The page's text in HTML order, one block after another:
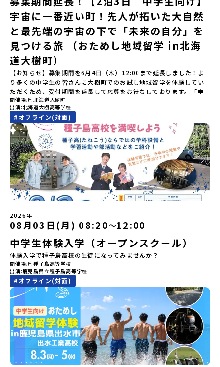
加をお願いします。【集合場所・時間】7月4日(土) 12：00 JR有田
駅※12：00までにJR有田駅に到着する便で手配ください。【解散場
所・時間】7月5日(日) 13：00頃 JR有田駅【対象】中学2年生、中
学3年生【宿泊先】ありこや（佐賀県西松浦郡有田町）※地域みらい
留学生が活用している宿泊施設（シェアハウス）です。※1室1名で
宿泊いただく予定です。 【旅行代金】無料※旅行代金に含まれる費
用のうち、以下の内容が無料となります：・宿泊費（1泊分）・プロ
グラム内のアクティビティ・体験費用・一部の食事代*以下の費用は
参加者のご負担となります・集合場所までの往復交通費・お土産代
や自由時間の個人飲食費などの個人的費用【募集人数】最大5名（お
申し込み多数の場合は抽選の上決定）【参加者決定】お申し込み多
数の場合は、締め切り後1週間を目途に当落結果をご連絡いたしま
す。【申し込み受付期間】5月7日(木)12：00 から 5月21日(木)
12：00まで疑問も不安もワクワクに変える！「おためし地域留学」
ステップアップ説明会プログラムの内容を詳しく知りたい方や、お
申し込みを迷われている方向けにZoomでのオンライン配信を行い
ます。知りたい情報のレベルに合わせて、以下の2つのステップをご
活用ください。【STEP 1】全体オンライン説明会〜まずは「おため
し地域留学」を知りたい方へ〜日本全国20以上の地域から選んで参
加できる「おためし地域留学」の全体像や魅力について、説明会を
開催しました。中学生一人での参加にあたり、保護者様が特に気に
なる「安全面」や「事務局のサポート体制」についても詳しく解説
しています。ぜひ、ご自宅からお気軽にご視聴ください。▶︎ [アーカ
イブ動画を視聴する]YouTube：
https://youtu.be/Yt8nd04aNgA?
si=e5erbspvwz5O8_uF【STEP 2】有田町プログラム説明会〜
「有田町」の内容を具体的に深掘りしたい方へ〜全体説明を聞いた
うえで、「有田町では具体的に何をするの？」「どんな町なの？」
という疑問にお答えする説明会です。有田町ならではの豊かな文化
や、2泊3日のプログラムの中身をたっぷりとお伝えします。日
時： 5月11日(月) 19：00〜19：40内 容： 有田町ってどんなとこ
ろ？、プログラム詳細解説、質疑応答お申し込み：https://c-
mirai.jp/events/068058お気軽にどうぞ！「はじめての一人旅だ
けど大丈夫？」「どんな体験ができるの？」そんな保護者様の不安
や、中学生のみなさんの素朴な疑問にスタッフが直接お答えしま
す。チャットでの質問も可能ですので、ぜひご自宅からリラックス
してご参加ください。▼お申し込み前に必ずご確認ください・参加
規約への同意プログラムへの参加申し込みいただく前に、「お申し
込みに関する各規約」への同意が必須となります。ご確認くださ
ごす放牧地。日本一の清流に選ばれたこともある、ヤマメやニジマ
スが泳ぐ「沙流川（さるがわ）」。他の地域では見ることのできな
い圧倒的スケールの自然を味わうことができます。さらに、源義経
（みなもとのよしつね）とも縁が深いとされている地域で、義経を
祀った神社や公園などが存在し、アイヌ民族と日本の歴史を交差す
る瞬間を肌で体感できる町です。北の大地で育まれた「アイヌ文
化」とは？「アイヌ」の文化は北海道を中心とした北部周辺で、先
住民族である「アイヌ民族」によって大切に育まれてきた文化で
す。日本語とは異なる響きを持つ「アイヌ語」や、自然界のあらゆ
る物に「魂」が宿ると考える「精神文化」、祭りや家庭での行事な
どに踊られる「古式舞踊」、独特の文様による刺繍（ししゅう）、
木彫り等の工芸など、ユニークな文化が存在します。アイヌ文化で
は、人間のまわりに存在する生き物や自然のチカラ、暮らしの道具
のうち、人間にとって大切な役割を持っているものを「カムイ」と
呼んでいます。いつも自分たちを見守ってくれているもの、例え
ば、身近な動植物や、暮らしに欠かせない火、水、風、そして雄大
な山や川などもすべて「カムイ」です。この文化と精神性をテーマ
にした大人気マンガ「ゴールデンカムイ」は、累計3000万部以上販
売され、2026年3月に映画の続編も公開されるなど注目を集めてい
ます。今回は、平取町の中でもアイヌ文化に触れることのできる
「二風谷（にぶたに）コタン」へ出発！アイヌの家や暮らし、食な
どを体感することができます。ぜひ現地で味わってみてください
生との特別な交流この旅の大きな魅力は、地元の「平取高校」の先
輩たちと過ごす時間です。 ただ校舎を眺める見学ではありません。
高校生が自ら企画したアクティビティを通じて、年の近い先輩たち
と本音で交流することができます。魅力的な大人たちと対話をしな
がら町の歴史や「生き方」を学ぶことができ、大充実の2泊3日にな
ること間違いなし！そんなユニークな魅力がたっぷりつまった北海
道平取町へ、人生の可能性をひらく特別な旅に出発しませんか？体
験のおすすめポイント体験プログラム内容（予定）＜1日目＞
（PM）「オリエンテーション・自己紹介ワーク」「高校生企画①-
遊び編-」 -平取高校生と仲を深める「びらとりの歴史・文化を知
る！アイヌ文化フィールドワーク」 -アイヌ文化博物館でアイヌ文
化を理解する -アイヌ伝統文化を感じるアクティビティ「1日を振
り返るーみんなで体験シェア」＜2日目＞（AM）「平取高校見学・
寮見学」 -平取高校の特徴を知る学校体験 -在校生との対話「高
校生企画②-町の紹介編-」 -ビンゴをしながら町を知ろう！（PM）
「自然と農を感じる！農業アクティビティ」 -平取特産の「びらと
宇宙に一番近い町！先人が拓いた大自然
と最先端の宇宙の下で「未来の自分」を
見つける旅 （おためし地域留学 in北海
道大樹町）
【お知らせ】募集期間を6月4日（木）12:00まで延長しました！よ
り多くの中学生の皆さんに大樹町でのお試し地域留学を体験してい
ただくため、受付期間を延長して応募をお待ちしております。「申
し込みのタイミングを逃してしまった」という方も、この機会にぜ
ひ一歩踏み出してみませんか？※都合により締め切りを早める場合
がございます。お早目にご応募ください！-------------------------
-------------------＼返還不要・3年間最大72万／💡北海道の高校留
学に【毎月2万円】の給付型奨学金～夢に向かって一歩踏み出す、あ
なたの未来を応援！～ 詳細・条件はこちらから------------------
--------------------------ーーーーーーーーーーーーーーーーーー
ーーーーーーーーーーーーーー＜体験費・宿泊費が無料！＞民間ロ
ケットの打ち上げ成功で話題になった町！ 北海道の「宇宙版シリコ
ンバレー」を目指す大樹町で、最先端テクノロジーとどこまでも続
く大自然を肌で感じてみませんか？「地元以外の地域の暮らしが気
になる。いつか留学してみたい！」「自分の進学や将来の可能性を
もっとひらきたい！ 」「自然が好きでもっと触れてあそびたい！」
そんな中学生のみなさんにおすすめ！「おためし地域留学体験」
は、日本全国約200の高校と連携し、地域の枠を超えて学校生活を送
る「地域みらい留学」をプチ体験できるプログラムです。はじめて
のひとり旅でも安心！現地でもスタッフがしっかりとサポートいた
します。今回のフィールドは「北海道 大樹町（たいきちょう）」北
海道の東部、十勝の南部に位置する大樹町（たいきちょう）。西に
日高山脈（ひだかさんみゃく）が連なり、東は太平洋に面した自然
豊かな町です。酪農を主体とした農業や漁業、林業が盛んであると
同時に、「宇宙に一番近い町」として航空宇宙産業の誘致を進める
ユニークな顔を持っています 。見上げるほど大きな山々が連なる
「日高山脈（ひだかさんみゃく）」の絶景！牛たちがのんびりと過
ごす放牧地や、海が見える珍しい温泉。日本一の清流に選ばれたこ
ともある「歴舟川（れきふねがわ）」。 他の地域では見ることので
きない圧倒的スケールの自然と、新しい産業が交差する瞬間を肌で
体感できる町です。北の大地で脈々と受け継がれる 「フロンティア
スピリッツ」を体感！ 「フロンティアスピリッツ（開拓者精神）」
開催場所 北海道大樹町
出演 北海道大樹高等学校
#オフライン(対面)
2026年
08月03日(月) 08:20〜12:00
中学生体験入学（オープンスクール）
体験入学で種子島高校の生徒になってみませんか？
開催場所 種子島高等学校
出演 鹿児島県立種子島高等学校
#オフライン(対面)